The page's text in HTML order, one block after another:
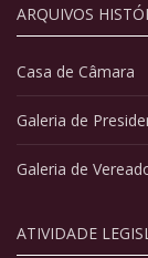
ARQUIVOS
Casa de Câmara
Galeria de
Galeria de
ATIVIDADE